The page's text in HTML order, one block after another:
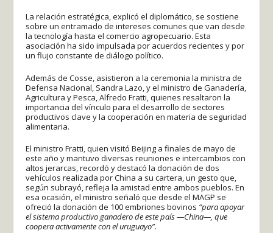
La relación estratégica, explicó el diplomático, se sostiene
sobre un entramado de intereses comunes que van desde
la tecnología hasta el comercio agropecuario. Esta
asociación ha sido impulsada por acuerdos recientes y por
un flujo constante de diálogo político.
Además de Cosse, asistieron a la ceremonia la ministra de
Defensa Nacional, Sandra Lazo, y el ministro de Ganadería,
Agricultura y Pesca, Alfredo Fratti, quienes resaltaron la
importancia del vínculo para el desarrollo de sectores
productivos clave y la cooperación en materia de seguridad
alimentaria.
El ministro Fratti, quien visitó Beijing a finales de mayo de
este año y mantuvo diversas reuniones e intercambios con
altos jerarcas, recordó y destacó la donación de dos
vehículos realizada por China a su cartera, un gesto que,
según subrayó, refleja la amistad entre ambos pueblos. En
esa ocasión, el ministro señaló que desde el MAGP se
ofreció la donación de 100 embriones bovinos “para apoyar
el sistema productivo ganadero de este país —China—, que
coopera activamente con el uruguayo”.